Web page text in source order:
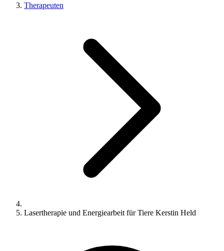
Therapeuten
Lasertherapie und Energiearbeit für Tiere Kerstin Held